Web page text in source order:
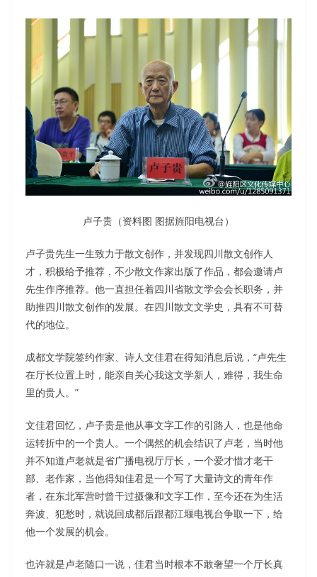
卢子贵（资料图 图据旌阳电视台）
卢子贵先生一生致力于散文创作，并发现四川散文创作人
才，积极给予推荐，不少散文作家出版了作品，都会邀请卢
先生作序推荐。他一直担任着四川省散文学会会长职务，并
助推四川散文创作的发展。在四川散文文学史，具有不可替
代的地位。
成都文学院签约作家、诗人文佳君在得知消息后说，“卢先生
在厅长位置上时，能亲自关心我这文学新人，难得，我生命
里的贵人。”
文佳君回忆，卢子贵是他从事文字工作的引路人，也是他命
运转折中的一个贵人。一个偶然的机会结识了卢老，当时他
并不知道卢老就是省广播电视厅厅长，一个爱才惜才老干
部、老作家，当他得知佳君是一个写了大量诗文的青年作
者，在东北军营时曾干过摄像和文字工作，至今还在为生活
奔波、犯愁时，就说回成都后跟都江堰电视台争取一下，给
他一个发展的机会。
也许就是卢老随口一说，佳君当时根本不敢奢望一个厅长真